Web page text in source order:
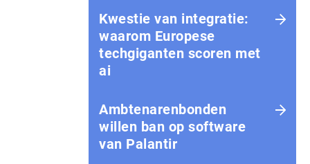
Kwestie van integratie:
waarom Europese
techgiganten scoren met
ai
Amb­te­na­ren­bon­den
willen ban op software
van Palantir